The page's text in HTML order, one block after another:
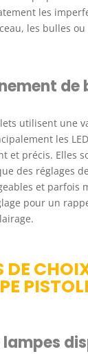
les
les bulles ou
de
utilisent une
les
et précis. Elles
des réglages
et parfois
pour un
DE
lampes